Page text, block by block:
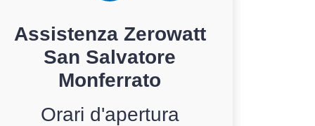
Assistenza Zerowatt
San Salvatore
Monferrato
Orari d'apertura